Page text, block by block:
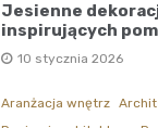
Jesienne
inspirujących
10 stycznia 2026
Aranżacja wnętrz